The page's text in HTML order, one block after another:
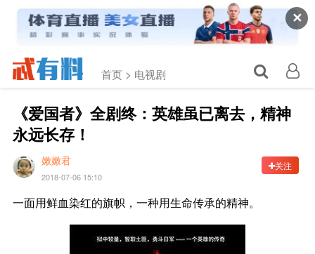
✕
首页 > 电视剧
《爱国者》全剧终：英雄虽已离去，精神
永远长存！
嫩嫩君
2018-07-06 15:10
关注
一面用鲜血染红的旗帜，一种用生命传承的精神。